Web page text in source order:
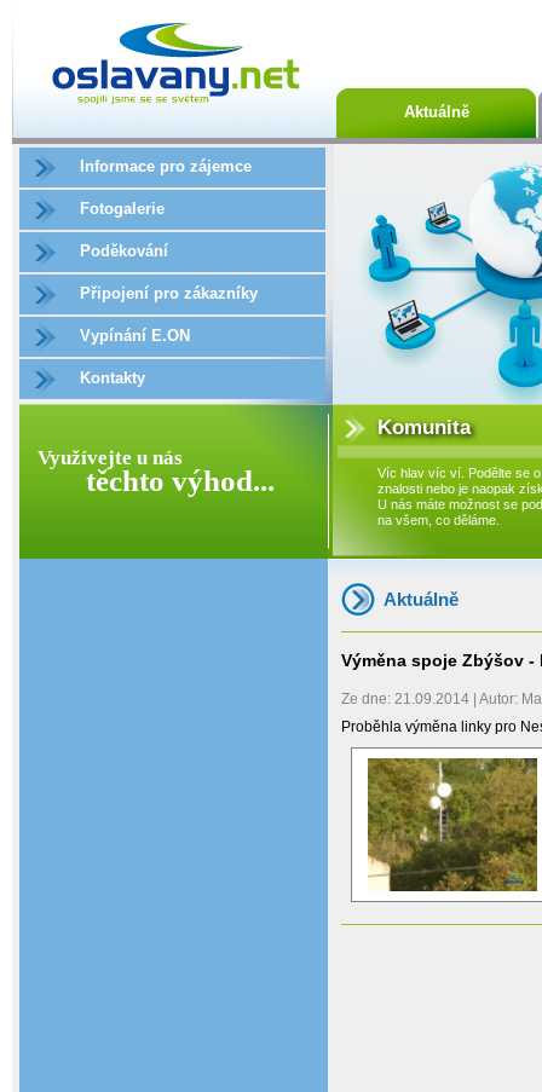
Aktuálně
Informace pro zájemce
Fotogalerie
Poděkování
Připojení pro zákazníky
Vypínání E.ON
Kontakty
Využívejte u nás
těchto výhod...
Komunita
Víc hlav víc ví. Podělte se o
znalosti nebo je naopak
U nás máte možnost se
na všem, co děláme.
Aktuálně
Výměna spoje Zbýšov -
Ze dne: 21.09.2014 | Autor:
Proběhla výměna linky pro